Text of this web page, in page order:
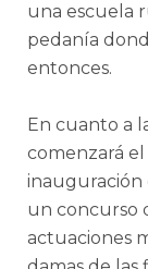
una escuela
pedanía
entonces.
En cuanto a
comenzará el
inauguración
un concurso
actuaciones